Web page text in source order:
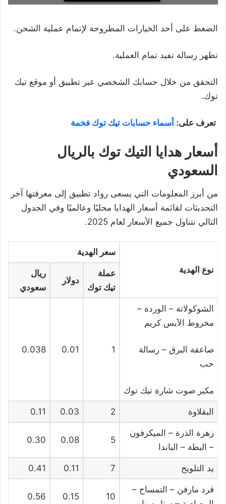
الضغط على أحد الخيارات المطروحة لإتمام عملية الشحن.
تظهر رسالة تفيد تمام العملية.
التحقق من خلال حسابك الشخصي عبر تطبيق أو موقع تيك
توك.
تعرف على: أسماء حسابات تيك توك فخمة
أسعار هدايا التيك توك بالريال
السعودي
من أبرز المعلومات التي يسعى رواد تطبيق إلى معرفتها آخر
التحديثات لقائمة أسعار الهدايا محليًا وعالميًا وفي الجدول
التالي نتناول جميع الأسعار لعام 2025.
نوع الهدية
سعر الهدية
عملة
تيك توك
دولار
ريال
سعودي
الشوكولاتة – الوردة –
مخروط الآيس كريم
صاعقة البرق – رسالة
حب
مكبر صوت شارة تيك توك
1
0.01
0.038
البقلاوة 2
0.03
0.11
زهرة الذرة – الميكرفون
– البطة – الباندا
5
0.08
0.30
يد التلويح 7
0.11
0.41
قرد مارفن – التمساح –
10
0.15
0.56